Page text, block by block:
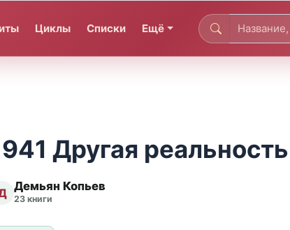
Циклы Списки Ещё
Другая реальность
Демьян Копьев
23 книги